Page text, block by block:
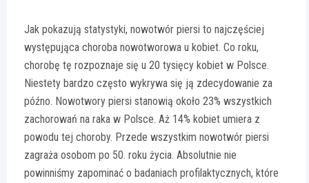
Jak pokazują statystyki, nowotwór piersi to najczęściej
występująca choroba nowotworowa u kobiet. Co roku,
chorobę tę rozpoznaje się u 20 tysięcy kobiet w Polsce.
Niestety bardzo często wykrywa się ją zdecydowanie za
późno. Nowotwory piersi stanowią około 23% wszystkich
zachorowań na raka w Polsce. Aż 14% kobiet umiera z
powodu tej choroby. Przede wszystkim nowotwór piersi
zagraża osobom po 50. roku życia. Absolutnie nie
powinniśmy zapominać o badaniach profilaktycznych, które